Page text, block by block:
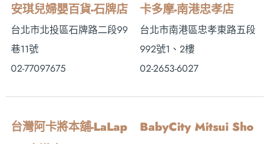
安琪兒婦嬰百貨-石牌店
台北市北投區石牌路二段99
巷11號
02-77097675
卡多摩-南港忠孝店
台北市南港區忠孝東路五段
992號1、2樓
02-2653-6027
台灣阿卡將本舖-LaLap
BabyCity Mitsui Sho